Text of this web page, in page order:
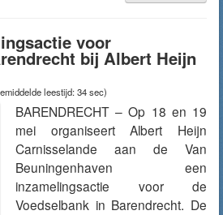
voor
bij Albert Heijn
leestijd: 34 sec)
BARENDRECHT – Op 18 en 19
mei organiseert Albert Heijn
Carnisselande aan de Van
Beuningenhaven een
inzamelingsactie voor de
Voedselbank in Barendrecht. De